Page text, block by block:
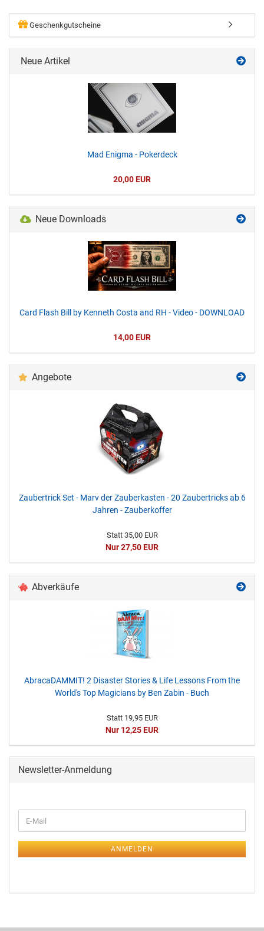
Geschenkgutscheine
Neue Artikel
Mad Enigma - Pokerdeck
20,00 EUR
Neue Downloads
Card Flash Bill by Kenneth Costa and RH - Video - DOWNLOAD
14,00 EUR
Angebote
Zaubertrick Set - Marv der Zauberkasten - 20 Zaubertricks ab 6
Jahren - Zauberkoffer
Statt 35,00 EUR
Nur 27,50 EUR
Abverkäufe
AbracaDAMMIT! 2 Disaster Stories & Life Lessons From the
World's Top Magicians by Ben Zabin - Buch
Statt 19,95 EUR
Nur 12,25 EUR
Newsletter-Anmeldung
ANMELDEN